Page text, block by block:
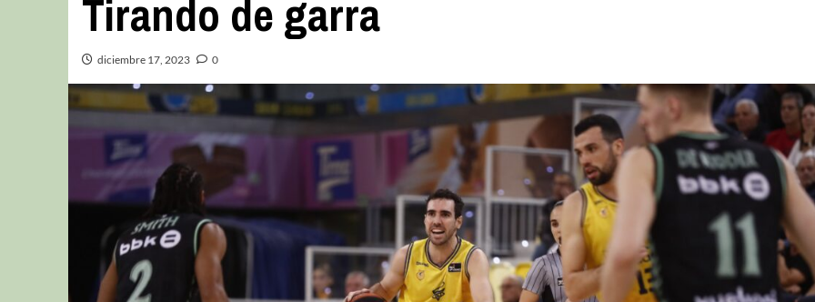
Tirando de garra
diciembre 17, 2023 0